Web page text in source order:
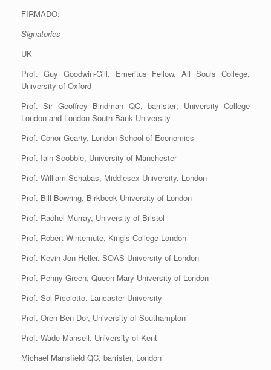
FIRMADO:
Signatories
UK
Prof. Guy Goodwin-Gill, Emeritus Fellow, All Souls College,
University of Oxford
Prof. Sir Geoffrey Bindman QC, barrister; University College
London and London South Bank University
Prof. Conor Gearty, London School of Economics
Prof. Iain Scobbie, University of Manchester
Prof. William Schabas, Middlesex University, London
Prof. Bill Bowring, Birkbeck University of London
Prof. Rachel Murray, University of Bristol
Prof. Robert Wintemute, King’s College London
Prof. Kevin Jon Heller, SOAS University of London
Prof. Penny Green, Queen Mary University of London
Prof. Sol Picciotto, Lancaster University
Prof. Oren Ben-Dor, University of Southampton
Prof. Wade Mansell, University of Kent
Michael Mansfield QC, barrister, London